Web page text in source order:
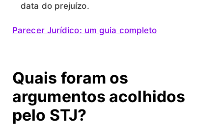
data do prejuízo.
Parecer Jurídico: um guia completo
Quais foram os
argumentos acolhidos
pelo STJ?